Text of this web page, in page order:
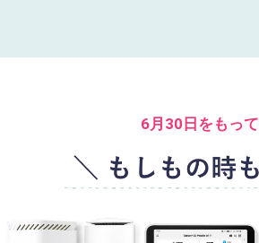
6月30日をもって